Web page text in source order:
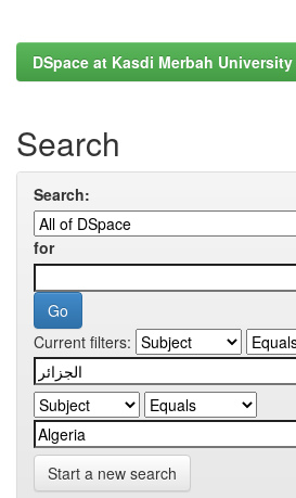
DSpace at Kasdi Merbah
Search
Search:
for
Current filters:
Start a new search